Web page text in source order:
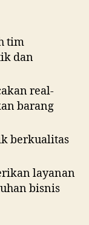
tim
dan
real-
barang
berkualitas
layanan
bisnis